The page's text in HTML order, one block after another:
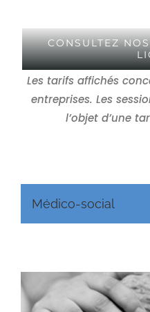
CONSULTEZ
Les tarifs affichés
entreprises. Les
l’objet d’une
Médico-social